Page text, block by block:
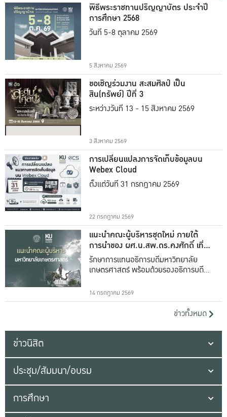
พิธีพระราชทานปริญญาบัตร ประจำปี
การศึกษา 2568
วันที่ 5-8 ตุลาคม 2569
5 สิงหาคม 2569
ขอเชิญร่วมงาน สะสมศิลป์ เป็น
สิน(ทรัพย์) ปีที่ 3
ระหว่างวันที่ 13 - 15 สิงหาคม 2569
3 สิงหาคม 2569
การเปลี่ยนแปลงการจัดเก็บข้อมูลบน
Webex Cloud
ตั้งแต่วันที่ 31 กรกฎาคม 2569
22 กรกฎาคม 2569
แนะนำคณะผู้บริหารชุดใหม่ ภายใต้
การนำของ ผศ.น.สพ.ดร.คงศักดิ์ เที่ยง
ธรรม
รักษาการแทนอธิการบดีมหาวิทยาลัย
เกษตรศาสตร์ พร้อมด้วยรองอธิการบดีทั้ง
14 กรกฎาคม 2569
ข่าวทั้งหมด
ข่าวนิสิต
ประชุม/สัมมนา/อบรม
การศึกษา